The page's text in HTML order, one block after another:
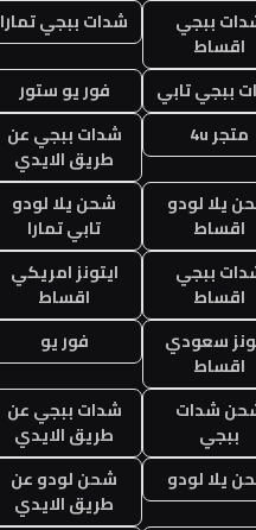
ببجي
اقساط
شدات ببجي تمارا
ببجي تابي
فور يو ستور
متجر 4u
شدات ببجي عن
طريق الايدي
يلا لودو
اقساط
شحن يلا لودو
تابي تمارا
ببجي
اقساط
ايتونز امريكي
اقساط
سعودي
اقساط
فور يو
شدات
ببجي
شدات ببجي عن
طريق الايدي
يلا لودو
شحن لودو عن
طريق الايدي